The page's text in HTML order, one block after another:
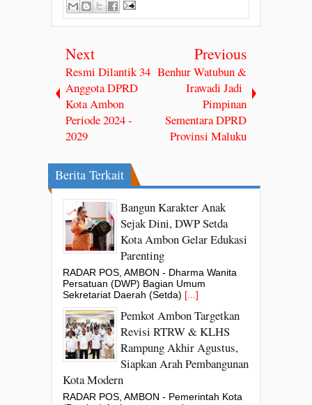
Next
Resmi Dilantik 34
Anggota DPRD
Kota Ambon
Periode 2024 -
2029
Previous
Benhur Watubun &
Irawadi Jadi
Pimpinan
Sementara DPRD
Provinsi Maluku
Berita Terkait
Bangun Karakter Anak
Sejak Dini, DWP Setda
Kota Ambon Gelar Edukasi
Parenting
RADAR POS, AMBON - Dharma Wanita
Persatuan (DWP) Bagian Umum
Sekretariat Daerah (Setda) [...]
Pemkot Ambon Targetkan
Revisi RTRW & KLHS
Rampung Akhir Agustus,
Siapkan Arah Pembangunan
Kota Modern
RADAR POS, AMBON - Pemerintah Kota